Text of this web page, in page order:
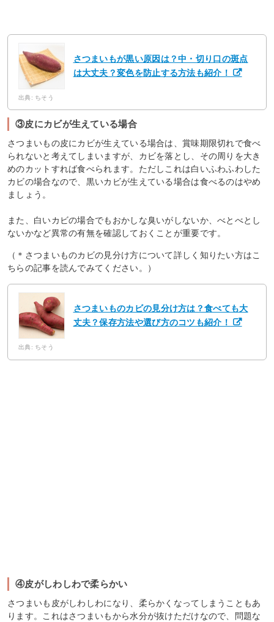
さつまいもが黒い原因は？中・切り口の斑点
は大丈夫？変色を防止する方法も紹介！
出典: ちそう
③皮にカビが生えている場合
さつまいもの皮にカビが生えている場合は、賞味期限切れで食べ
られないと考えてしまいますが、カビを落とし、その周りを大き
めのカットすれば食べられます。ただしこれは白いふわふわした
カビの場合なので、黒いカビが生えている場合は食べるのはやめ
ましょう。
また、白いカビの場合でもおかしな臭いがしないか、べとべとし
ないかなど異常の有無を確認しておくことが重要です。
（＊さつまいものカビの見分け方について詳しく知りたい方はこ
ちらの記事を読んでみてください。）
さつまいものカビの見分け方は？食べても大
丈夫？保存方法や選び方のコツも紹介！
出典: ちそう
④皮がしわしわで柔らかい
さつまいも皮がしわしわになり、柔らかくなってしまうこともあ
ります。これはさつまいもから水分が抜けただけなので、問題な